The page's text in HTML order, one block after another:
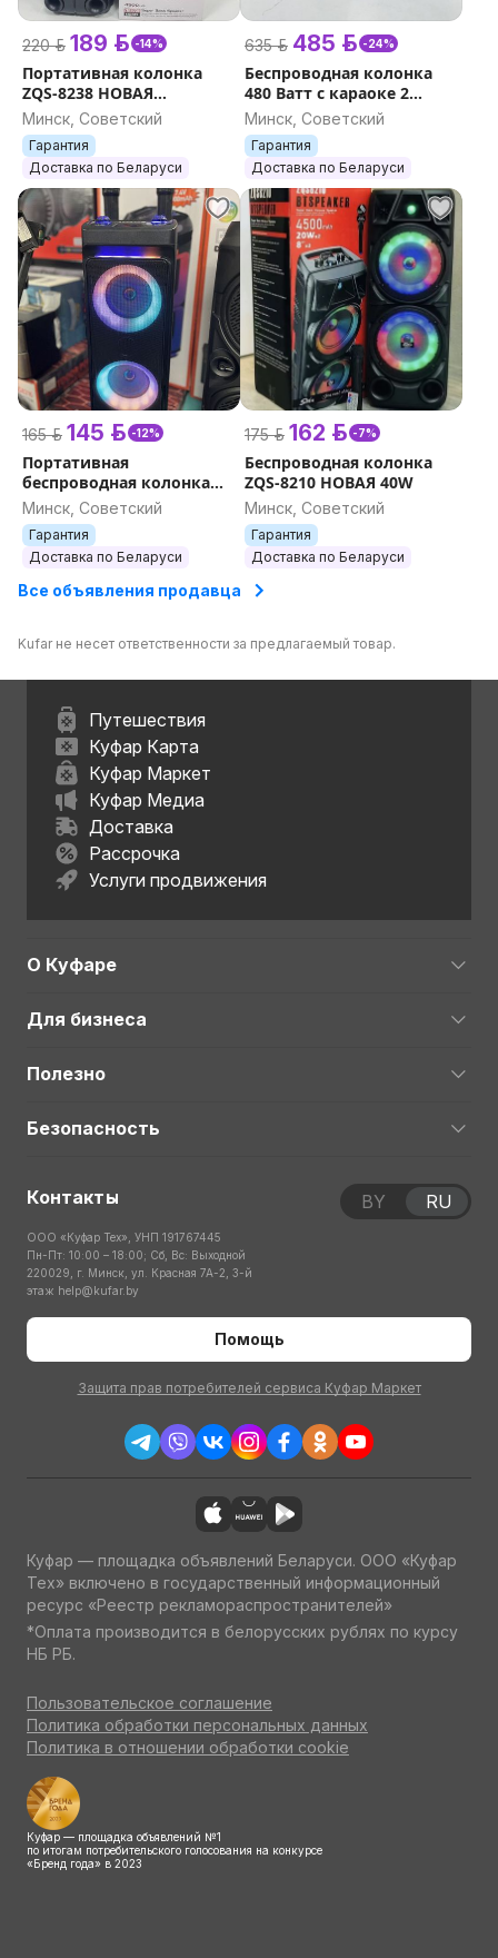
220 р. 189 р. -14%
Портативная колонка
ZQS-8238 НОВАЯ
ГАРАНТИЯ 2 МИКРОФОНА
акустическая система BT
Speaker, 40 Вт
Минск, Советский
Гарантия
Доставка по Беларуси
635 р. 485 р. -24%
Беспроводная колонка
480 Ватт с караоке 2
МИКРОФОНА RGB
подсветка НОВАЯ
ГАРАНТИЯ Sing-e CQS-S666
Минск, Советский
Гарантия
Доставка по Беларуси
165 р. 145 р. -12%
Портативная
беспроводная колонка
50Ватт 2 МИКРОФОНА
ZQS4290 НОВАЯ ГАРАНТИЯ
5000mah
Минск, Советский
Гарантия
Доставка по Беларуси
175 р. 162 р. -7%
Беспроводная колонка
ZQS-8210 НОВАЯ 40W
Минск, Советский
Гарантия
Доставка по Беларуси
Все объявления продавца
Kufar не несет ответственности за предлагаемый товар.
Путешествия
Куфар Карта
Куфар Маркет
Куфар Медиа
Доставка
Рассрочка
Услуги продвижения
О Куфаре
Для бизнеса
Полезно
Безопасность
Контакты
ООО «Куфар Тех», УНП 191767445
Пн-Пт: 10:00 – 18:00; Сб, Вс: Выходной
220029, г. Минск, ул. Красная 7А-2, 3-й
этаж help@kufar.by
Помощь
Защита прав потребителей сервиса Куфар Маркет
BY RU
Куфар — площадка объявлений Беларуси. ООО «Куфар
Тех» включено в государственный информационный
ресурс «Реестр рекламораспространителей»
*Оплата производится в белорусских рублях по курсу
НБ РБ.
Пользовательское соглашение
Политика обработки персональных данных
Политика в отношении обработки cookie
Куфар — площадка объявлений №1
по итогам потребительского голосования на конкурсе
«Бренд года» в 2023